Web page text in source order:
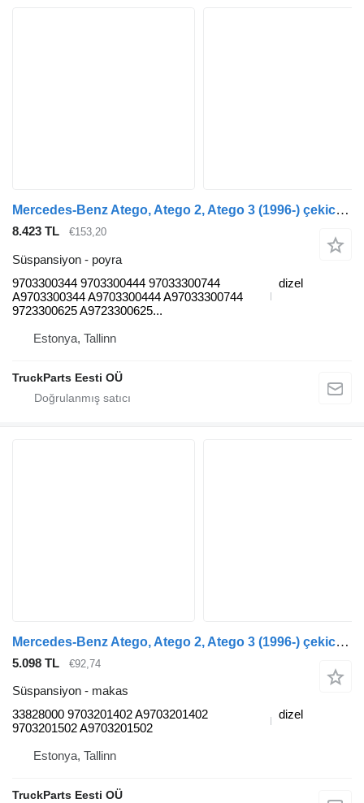
Mercedes-Benz Atego, Atego 2, Atego 3 (1996-) çekici için Mercedes-Benz atego 2 816 (01.04-) 9703300344 poyra
8.423 TL €153,20
Süspansiyon - poyra
9703300344 9703300444 97033300744
A9703300344 A9703300444 A97033300744
9723300625 A9723300625...
dizel
Estonya, Tallinn
TruckParts Eesti OÜ
Mercedes-Benz Atego, Atego 2, Atego 3 (1996-) çekici için Mercedes-Benz atego 2 816 (01.04-) 33828000 makas
5.098 TL €92,74
Süspansiyon - makas
33828000 9703201402 A9703201402
9703201502 A9703201502
dizel
Estonya, Tallinn
TruckParts Eesti OÜ